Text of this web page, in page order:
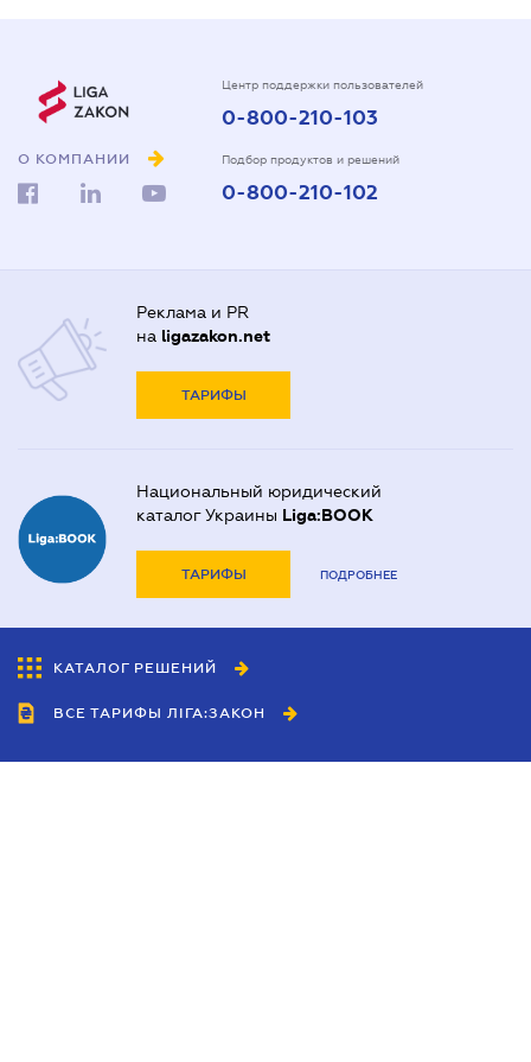
О КОМПАНИИ
Центр поддержки пользователей
0-800-210-103
Подбор продуктов и решений
0-800-210-102
Реклама и PR
на ligazakon.net
ТАРИФЫ
Национальный юридический
каталог Украины Liga:BOOK
ТАРИФЫ ПОДРОБНЕЕ
КАТАЛОГ РЕШЕНИЙ
ВСЕ ТАРИФЫ ЛІГА:ЗАКОН